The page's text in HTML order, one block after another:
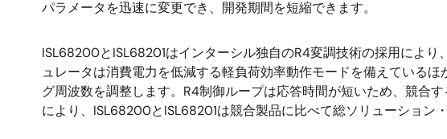
パラメータを迅速に変更でき、開発期間を短縮できます。
ISL68200とISL68201はインターシル独自のR4変調技術の採用によ
ュレータは消費電力を低減する軽負荷効率動作モードを備えている
グ周波数を調整します。R4制御ループは応答時間が短いため、競合
により、ISL68200とISL68201は競合製品に比べて総ソリューション